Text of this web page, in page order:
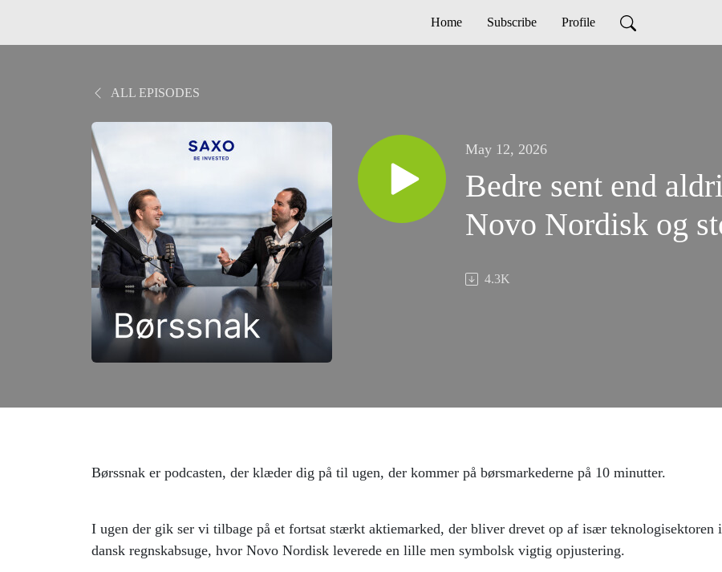
Home Subscribe Profile
ALL EPISODES
May 12, 2026
Bedre sent end
Novo Nordisk og
4.3K
Børssnak er podcasten, der klæder dig på til ugen, der kommer på børsmarkederne på 10 minutter.
I ugen der gik ser vi tilbage på et fortsat stærkt aktiemarked, der bliver drevet op af især
dansk regnskabsuge, hvor Novo Nordisk leverede en lille men symbolsk vigtig opjustering.